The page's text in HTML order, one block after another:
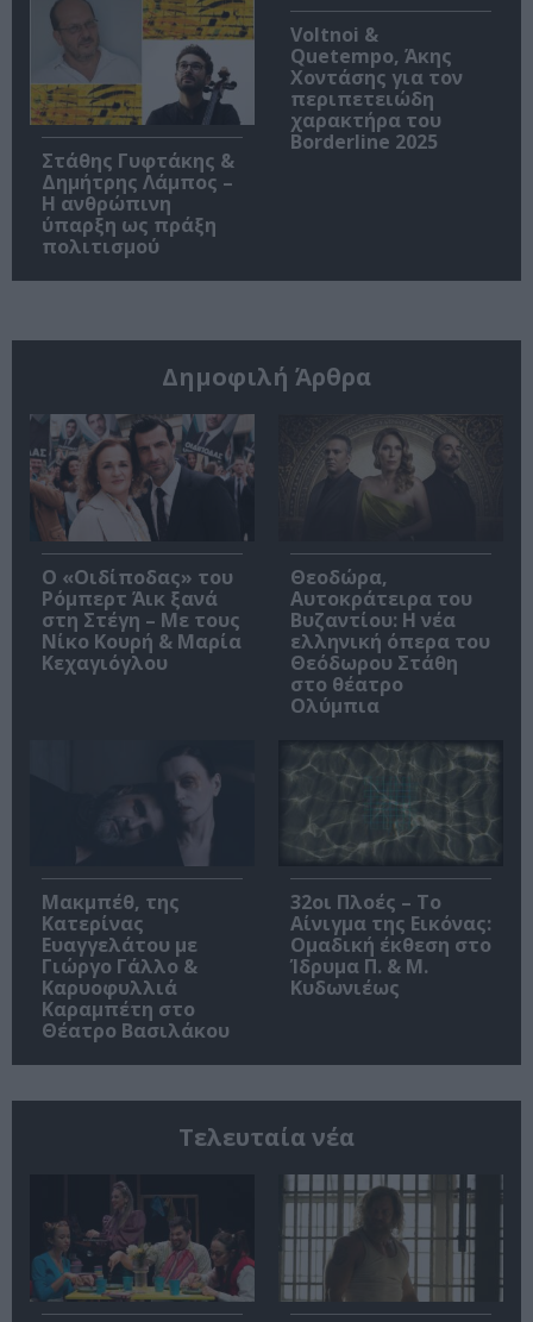
Στάθης Γυφτάκης &
Δημήτρης Λάμπος –
Η ανθρώπινη
ύπαρξη ως πράξη
πολιτισμού
Voltnoi &
Quetempo, Άκης
Χοντάσης για τον
περιπετειώδη
χαρακτήρα του
Borderline 2025
Δημοφιλή Άρθρα
O «Οιδίποδας» του
Ρόμπερτ Άικ ξανά
στη Στέγη – Με τους
Νίκο Κουρή & Μαρία
Κεχαγιόγλου
Θεοδώρα,
Αυτοκράτειρα του
Βυζαντίου: Η νέα
ελληνική όπερα του
Θεόδωρου Στάθη
στο θέατρο
Ολύμπια
Μακμπέθ, της
Κατερίνας
Ευαγγελάτου με
Γιώργο Γάλλο &
Καρυοφυλλιά
Καραμπέτη στο
Θέατρο Βασιλάκου
32οι Πλοές – Το
Αίνιγμα της Εικόνας:
Ομαδική έκθεση στο
Ίδρυμα Π. & Μ.
Κυδωνιέως
Τελευταία νέα